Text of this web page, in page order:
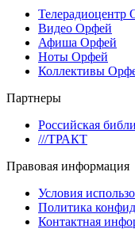
Телерадиоцентр
Видео Орфей
Афиша Орфей
Ноты Орфей
Коллективы
Партнеры
Российская
///ТРАКТ
Правовая информация
Условия
Политика
Контактная